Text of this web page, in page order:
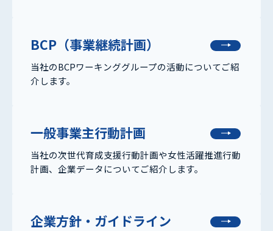
BCP（事業継続計画）
当社のBCPワーキンググループの活動についてご紹
介します。
一般事業主行動計画
当社の次世代育成支援行動計画や女性活躍推進行動
計画、企業データについてご紹介します。
企業方針・ガイドライン